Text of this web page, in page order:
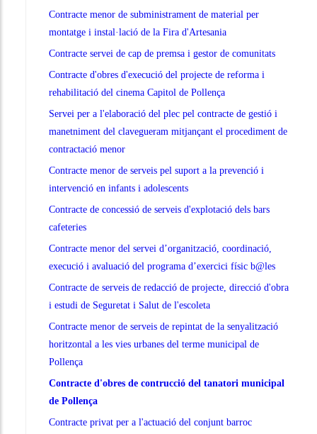
Contracte menor de subministrament de material per
montatge i instal·lació de la Fira d'Artesania
Contracte servei de cap de premsa i gestor de comunitats
Contracte d'obres d'execució del projecte de reforma i
rehabilitació del cinema Capitol de Pollença
Servei per a l'elaboració del plec pel contracte de gestió i
manetniment del clavegueram mitjançant el procediment de
contractació menor
Contracte menor de serveis pel suport a la prevenció i
intervenció en infants i adolescents
Contracte de concessió de serveis d'explotació dels bars
cafeteries
Contracte menor del servei d’organització, coordinació,
execució i avaluació del programa d’exercici físic b@les
Contracte de serveis de redacció de projecte, direcció d'obra
i estudi de Seguretat i Salut de l'escoleta
Contracte menor de serveis de repintat de la senyalització
horitzontal a les vies urbanes del terme municipal de
Pollença
Contracte d'obres de contrucció del tanatori municipal
de Pollença
Contracte privat per a l'actuació del conjunt barroc